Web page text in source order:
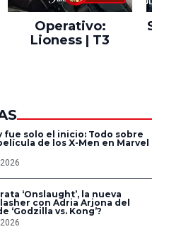
Operativo:
Lioness | T3
fue solo el inicio: Todo sobre
de los X-Men en Marvel
‘Onslaught’, la nueva
con Adria Arjona del
‘Godzilla vs. Kong’?